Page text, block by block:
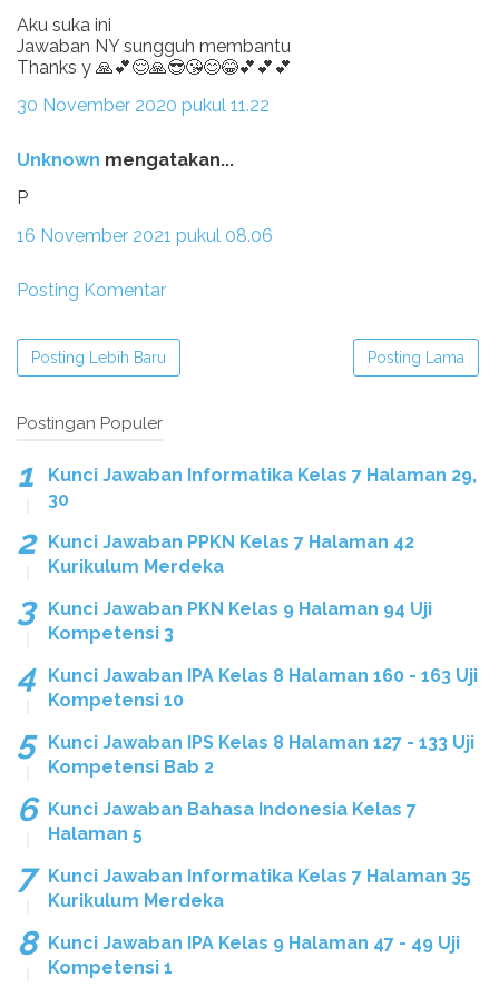
Aku suka ini
Jawaban NY sungguh membantu
Thanks y 🙏💕😌🙏😎😘😊😂💕💕💕
30 November 2020 pukul 11.22
Unknown mengatakan...
P
16 November 2021 pukul 08.06
Posting Komentar
Posting Lebih Baru Posting Lama
Postingan Populer
Kunci Jawaban Informatika Kelas 7 Halaman 29,
30
Kunci Jawaban PPKN Kelas 7 Halaman 42
Kurikulum Merdeka
Kunci Jawaban PKN Kelas 9 Halaman 94 Uji
Kompetensi 3
Kunci Jawaban IPA Kelas 8 Halaman 160 - 163 Uji
Kompetensi 10
Kunci Jawaban IPS Kelas 8 Halaman 127 - 133 Uji
Kompetensi Bab 2
Kunci Jawaban Bahasa Indonesia Kelas 7
Halaman 5
Kunci Jawaban Informatika Kelas 7 Halaman 35
Kurikulum Merdeka
Kunci Jawaban IPA Kelas 9 Halaman 47 - 49 Uji
Kompetensi 1